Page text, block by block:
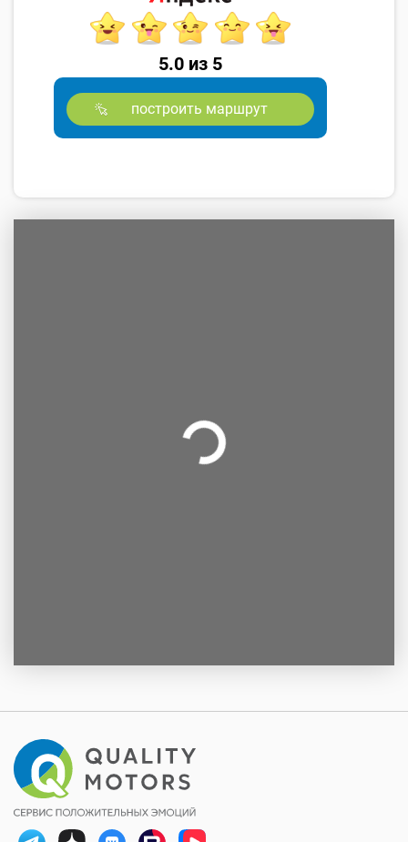
5.0 из 5
построить маршрут